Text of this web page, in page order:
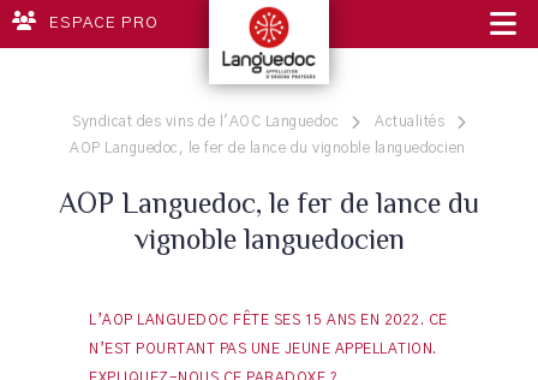
ESPACE PRO
Syndicat des vins de l'AOC Languedoc
Actualités
AOP Languedoc, le fer de lance du vignoble languedocien
AOP Languedoc, le fer de lance du
vignoble languedocien
L’AOP LANGUEDOC FÊTE SES 15 ANS EN 2022. CE
N’EST POURTANT PAS UNE JEUNE APPELLATION.